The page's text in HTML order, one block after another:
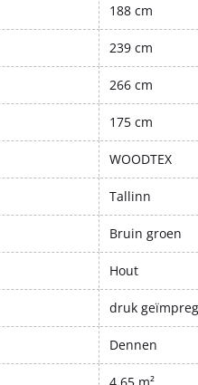
188 cm
239 cm
266 cm
175 cm
WOODTEX
Tallinn
Bruin groen
Hout
druk
Dennen